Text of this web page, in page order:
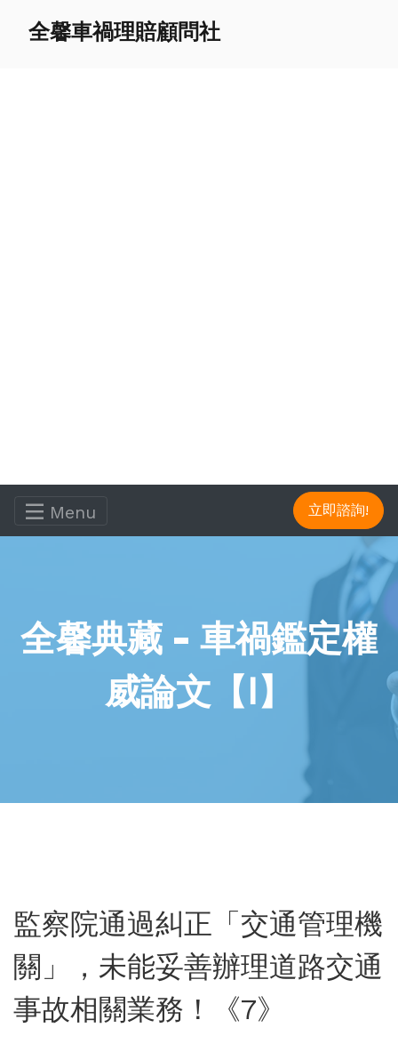
全馨車禍理賠顧問社
Menu 立即諮詢!
全馨典藏 - 車禍鑑定權
威論文【Ⅰ】
監察院通過糾正「交通管理機
關」，未能妥善辦理道路交通
事故相關業務！《7》